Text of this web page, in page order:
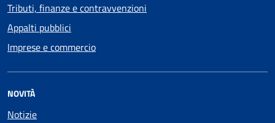
Tributi, finanze e contravvenzioni
Appalti pubblici
Imprese e commercio
NOVITÀ
Notizie